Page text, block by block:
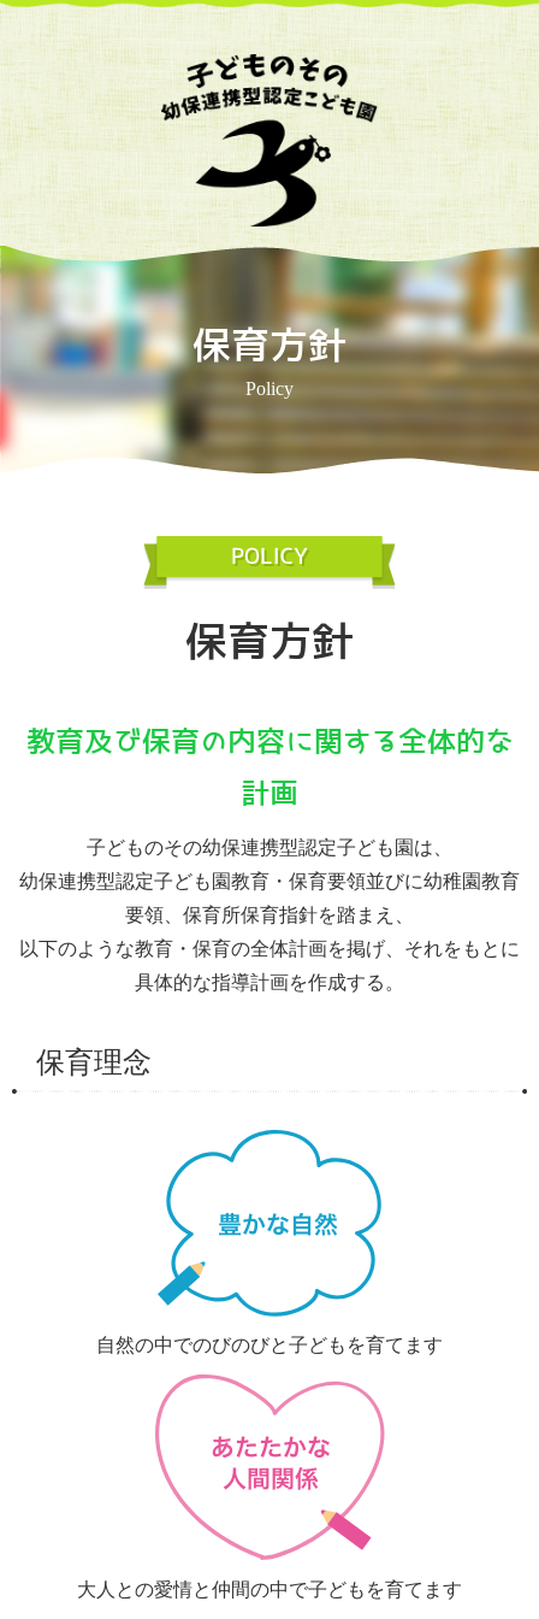
保育方針
Policy
保育方針
教育及び保育の内容に関する全体的な
計画
子どものその幼保連携型認定子ども園は、
幼保連携型認定子ども園教育・保育要領並びに幼稚園教育
要領、保育所保育指針を踏まえ、
以下のような教育・保育の全体計画を掲げ、それをもとに
具体的な指導計画を作成する。
保育理念
自然の中でのびのびと子どもを育てます
大人との愛情と仲間の中で子どもを育てます